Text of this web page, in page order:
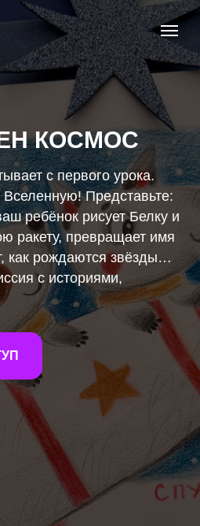
КОСМОС
с первого урока.
Представьте:
ребёнок рисует Белку и
ракету, превращает имя
как рождаются звёзды…
с историями,